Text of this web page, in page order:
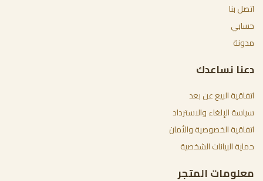
اتصل بنا
حسابي
مدونة
دعنا نساعدك
اتفاقية البيع عن بعد
سياسة الإلغاء والاسترداد
اتفاقية الخصوصية والأمان
حماية البيانات الشخصية
معلومات المتجر